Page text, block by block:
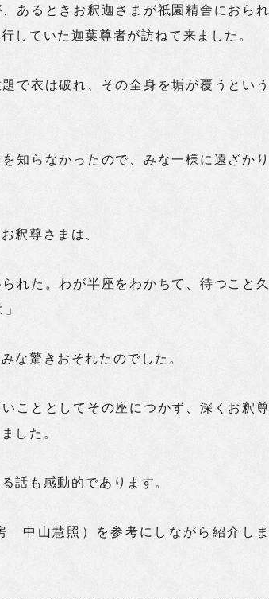
あるときお釈迦さまが祇園精舎におら
していた迦葉尊者が訪ねて来ました。
で衣は破れ、その全身を垢が覆うとい
知らなかったので、みな一様に遠ざか
釈尊さまは、
られた。わが半座をわかちて、待つこと
な驚きおそれたのでした。
こととしてその座につかず、深くお釈
した。
話も感動的であります。
中山慧照）を参考にしながら紹介し